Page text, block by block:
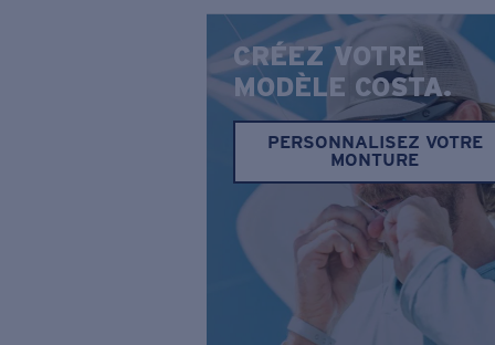
CRÉEZ VOTRE
MODÈLE COSTA.
PERSONNALISEZ VOTRE
MONTURE